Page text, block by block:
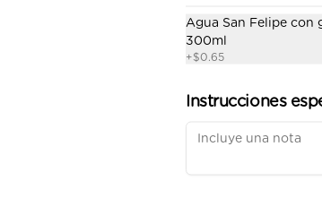
Cerveza nacional.
Agua San Felipe con
300ml
+$0.65
Instrucciones